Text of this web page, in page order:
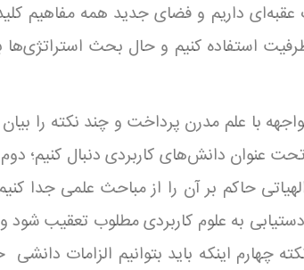
داریم و فضای جدید همه مفاهیم
استفاده کنیم و حال بحث
با علم مدرن پرداخت و چند نکته را
عنوان دانش‌های کاربردی دنبال کنیم؛
حاکم بر آن را از مباحث علمی جدا
به علوم کاربردی مطلوب تعقیب شود و
چهارم اینکه باید بتوانیم الزامات دانشی